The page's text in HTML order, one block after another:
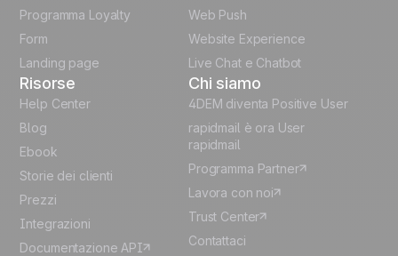
German
Español
Programma Loyalty
Form
Landing page
Web Push
Website Experience
Live Chat e Chatbot
Risorse
Help Center
Blog
Ebook
Storie dei clienti
Prezzi
Integrazioni
Documentazione API
Chi siamo
4DEM diventa Positive User
rapidmail è ora User
rapidmail
Programma Partner
Lavora con noi
Trust Center
Contattaci